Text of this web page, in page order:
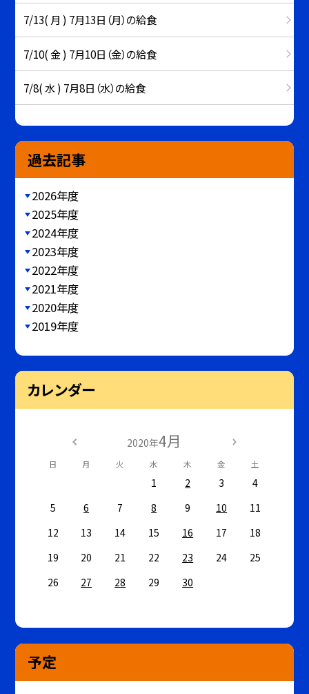
7/13( 月 ) 7月13日（月）の給食
7/10( 金 ) 7月10日（金）の給食
7/8( 水 ) 7月8日（水）の給食
過去記事
2026年度
2025年度
2024年度
2023年度
2022年度
2021年度
2020年度
2019年度
カレンダー
2020年4月
日 月 火 水 木 金 土
1 2 3
4
5
6 7 8 9 10
11
12
13 14 15 16 17
18
19
20 21 22 23 24
25
26
27 28 29 30
予定